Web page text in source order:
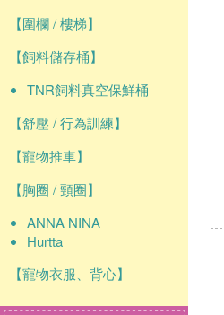
【圍欄 / 樓梯】
【飼料儲存桶】
TNR飼料真空保鮮桶
【舒壓 / 行為訓練】
【寵物推車】
【胸圈 / 頸圈】
ANNA NINA
Hurtta
【寵物衣服、背心】